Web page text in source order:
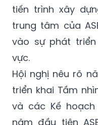
tiến trình xây
trung tâm của
vào sự phát
vực.
Hội nghị nêu rõ
triển khai Tầm
và các Kế
năm đầu tiên